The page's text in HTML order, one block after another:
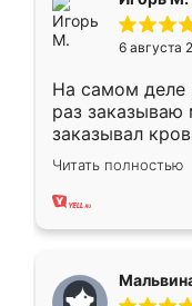
6 августа
На самом деле
раз заказываю
заказывал
ребёнка при
заказал шкаф-
хорошее
меньше, здесь
Читать полностью